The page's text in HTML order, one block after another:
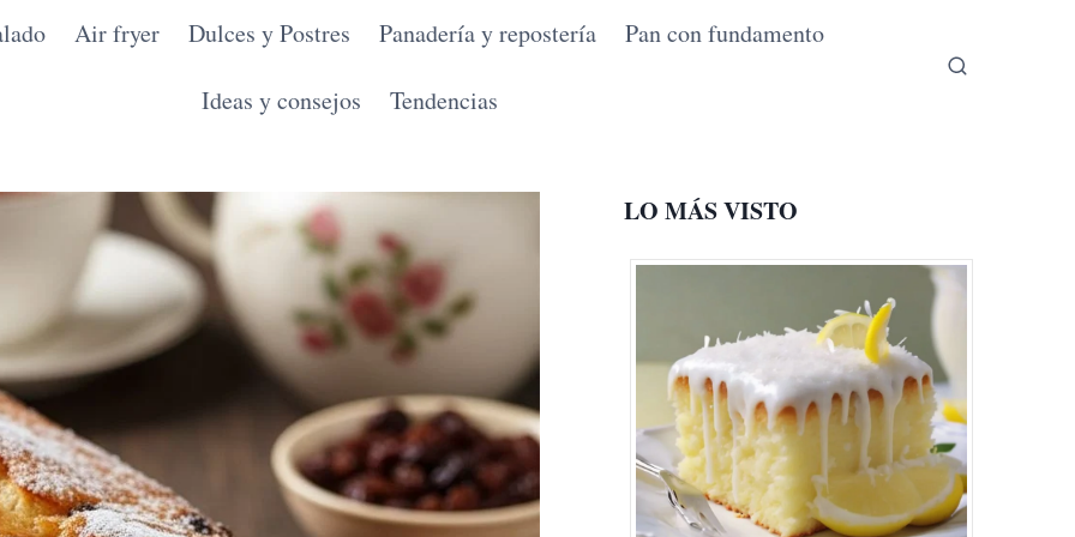
Air fryer Dulces y Postres Panadería y repostería Pan con fundamento
Ideas y consejos Tendencias
LO MÁS VISTO